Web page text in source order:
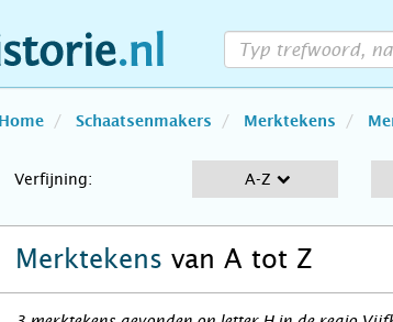
Home Schaatsenmakers Merktekens
Verfijning: A-Z
Merktekens van A tot Z